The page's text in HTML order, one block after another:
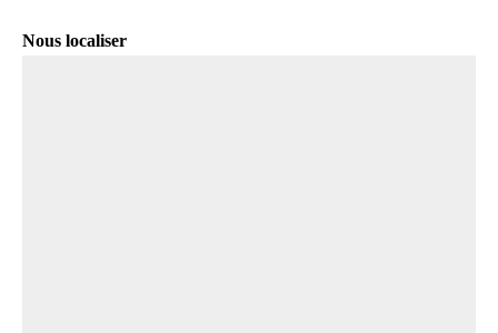
Nous localiser